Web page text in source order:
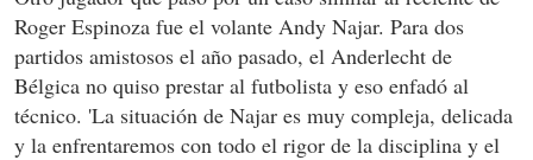
Roger Espinoza fue el volante Andy Najar. Para dos
partidos amistosos el año pasado, el Anderlecht de
Bélgica no quiso prestar al futbolista y eso enfadó al
técnico. 'La situación de Najar es muy compleja, delicada
y la enfrentaremos con todo el rigor de la disciplina y el